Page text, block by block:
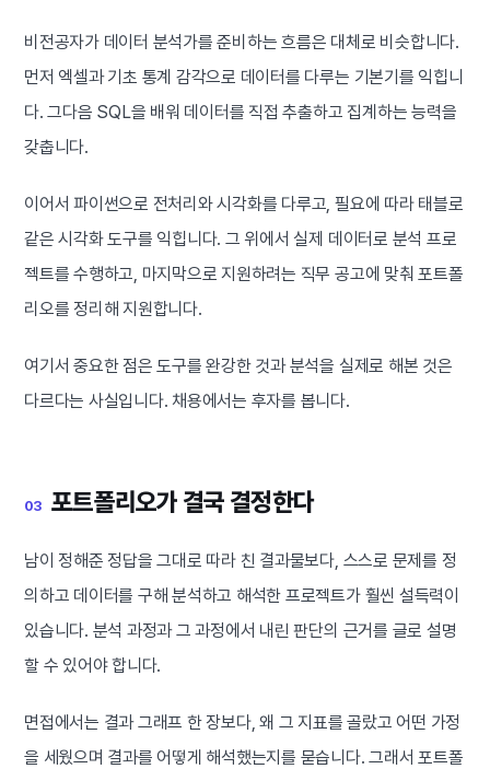
비전공자가 데이터 분석가를 준비하는 흐름은 대체로 비슷합니다.
먼저 엑셀과 기초 통계 감각으로 데이터를 다루는 기본기를 익힙니
다. 그다음 SQL을 배워 데이터를 직접 추출하고 집계하는 능력을
갖춥니다.
이어서 파이썬으로 전처리와 시각화를 다루고, 필요에 따라 태블로
같은 시각화 도구를 익힙니다. 그 위에서 실제 데이터로 분석 프로
젝트를 수행하고, 마지막으로 지원하려는 직무 공고에 맞춰 포트폴
리오를 정리해 지원합니다.
여기서 중요한 점은 도구를 완강한 것과 분석을 실제로 해본 것은
다르다는 사실입니다. 채용에서는 후자를 봅니다.
03 포트폴리오가 결국 결정한다
남이 정해준 정답을 그대로 따라 친 결과물보다, 스스로 문제를 정
의하고 데이터를 구해 분석하고 해석한 프로젝트가 훨씬 설득력이
있습니다. 분석 과정과 그 과정에서 내린 판단의 근거를 글로 설명
할 수 있어야 합니다.
면접에서는 결과 그래프 한 장보다, 왜 그 지표를 골랐고 어떤 가정
을 세웠으며 결과를 어떻게 해석했는지를 묻습니다. 그래서 포트폴